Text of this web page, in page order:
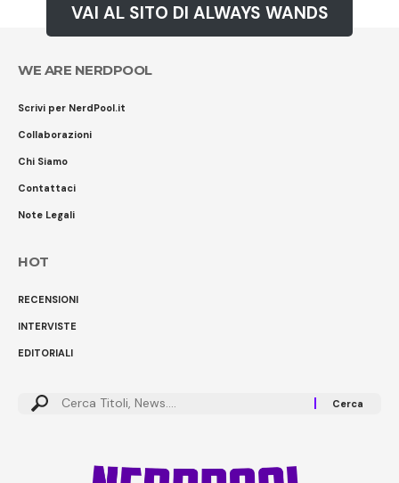
VAI AL SITO DI ALWAYS WANDS
WE ARE NERDPOOL
Scrivi per NerdPool.it
Collaborazioni
Chi Siamo
Contattaci
Note Legali
HOT
RECENSIONI
INTERVISTE
EDITORIALI